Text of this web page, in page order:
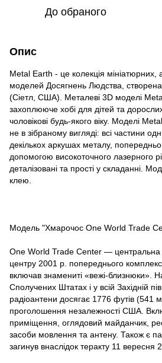
До обраного
Опис
Metal Earth - це колекція мініатюрних,
моделей Досягнень Людства,
(Сіетл, США). Металеві 3D моделі
захоплююче хобі для дітей та
чоловікові будь-якого віку. Моделі
не в зібраному вигляді: всі частини
декількох аркушах металу, попередньо
допомогою високоточного лазерного
деталізовані та прості у складанні.
клею.
Модель "Хмарочос One World Trade
One World Trade Center — центральна
центру 2001 р. попереднього
включав знамениті «вежі-близнюки».
Сполучених Штатах і у всій Західній
радіоантени досягає 1776 футів (541
проголошення незалежності США.
приміщення, оглядовий майданчик,
засоби мовлення та антену. Також є
загинув внаслідок теракту 11 вересня